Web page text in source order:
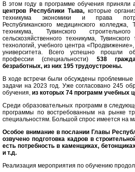
В этом году в программе обучения приняли
центров Республики Тыва, которые
техникума экономики и права
Республиканского медицинского колледжа,
техникума, Тувинского
сельскозяйственного техникума,
технологий, учебного центра «Продвижение»,
университета. Всего успешно прошли
профессии (специальности) 538
безработных, из них 195 трудоустроены.
В ходе встречи были обсуждены
задачи на 2023 год. Уже согласовано 245
обучения, из которых 74 программ учебных
Среди образовательных программ в
программы по востребованным на рынке
специальностям. Большой спрос имеется на
Особое внимание в послании Главы
озвучено подготовка кадров в
есть потребность в каменщиках,
и т.д.
Реализация мероприятия по обучению